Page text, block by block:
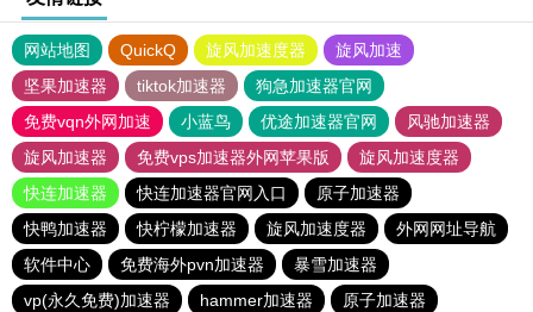
网站地图 QuickQ 旋风加速度器
旋风加速
坚果加速器
tiktok加速器
狗急加速器官网
免费vqn外网加速
小蓝鸟 优途加速器官网
风驰加速器
旋风加速器
免费vps加速器外网苹果版
旋风加速度器
快连加速器
快连加速器官网入口
原子加速器
快鸭加速器
快柠檬加速器 旋风加速度器
外网网址导航
软件中心
免费海外pvn加速器
暴雪加速器
vp(永久免费)加速器
hammer加速器
原子加速器